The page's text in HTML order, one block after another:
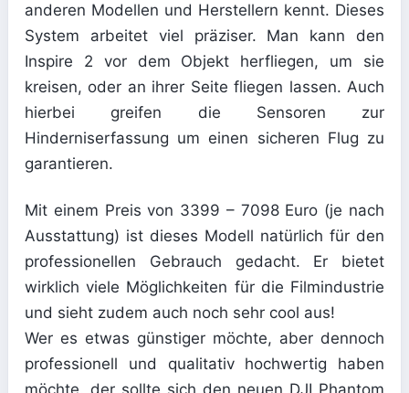
anderen Modellen und Herstellern kennt. Dieses
System arbeitet viel präziser. Man kann den
Inspire 2 vor dem Objekt herfliegen, um sie
kreisen, oder an ihrer Seite fliegen lassen. Auch
hierbei greifen die Sensoren zur
Hinderniserfassung um einen sicheren Flug zu
garantieren.
Mit einem Preis von 3399 – 7098 Euro (je nach
Ausstattung) ist dieses Modell natürlich für den
professionellen Gebrauch gedacht. Er bietet
wirklich viele Möglichkeiten für die Filmindustrie
und sieht zudem auch noch sehr cool aus!
Wer es etwas günstiger möchte, aber dennoch
professionell und qualitativ hochwertig haben